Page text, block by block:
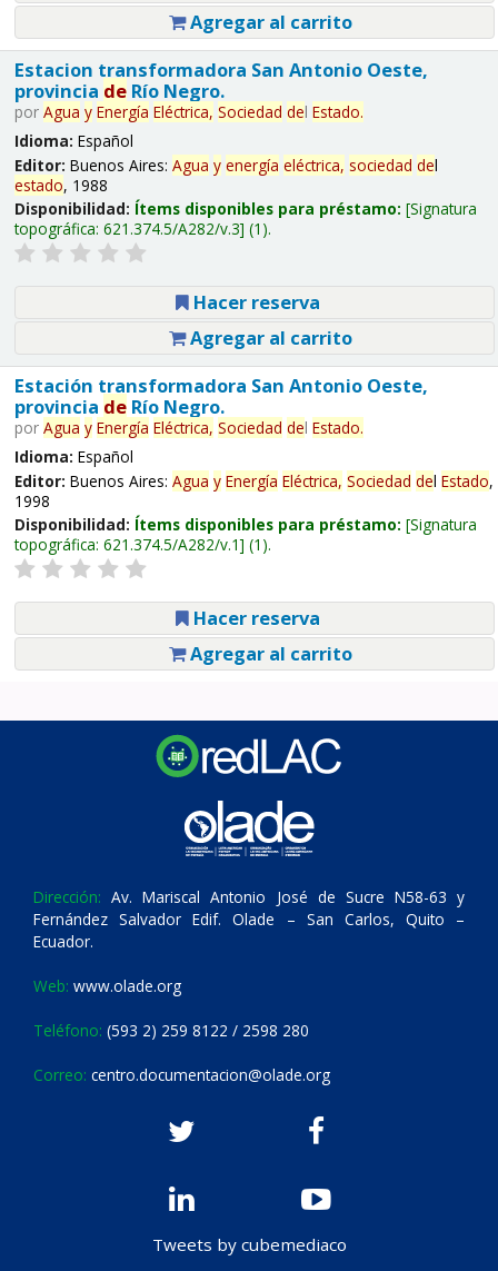
Agregar al carrito
Estacion transformadora San Antonio Oeste,
provincia deRío Negro.
por Agua y Energía Eléctrica, Sociedad del Estado.
Idioma: Español
Editor: Buenos Aires: Agua y energía eléctrica, sociedad del
estado, 1988
Disponibilidad: Ítems disponibles para préstamo: Signatura
topográfica: 621.374.5/A282/v.3 (1).
Hacer reserva
Agregar al carrito
Estación transformadora San Antonio Oeste,
provincia deRío Negro.
por Agua y Energía Eléctrica, Sociedad del Estado.
Idioma: Español
Editor: Buenos Aires: Agua y Energía Eléctrica, Sociedad del Estado,
1998
Disponibilidad: Ítems disponibles para préstamo: Signatura
topográfica: 621.374.5/A282/v.1 (1).
Hacer reserva
Agregar al carrito
Dirección: Av. Mariscal Antonio José de Sucre N58-63 y
Fernández Salvador Edif. Olade – San Carlos, Quito –
Ecuador.
Web: www.olade.org
Teléfono: (593 2) 259 8122 / 2598 280
Correo: centro.documentacion@olade.org
Tweets by cubemediaco